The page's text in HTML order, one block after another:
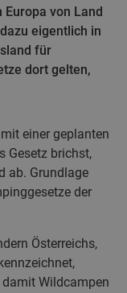
Europa von Land
eigentlich in
für
dort gelten,
einer geplanten
Gesetz brichst,
ab. Grundlage
der
Österreichs,
damit Wildcampen